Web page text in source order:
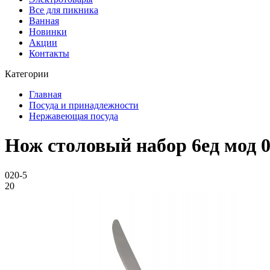
Все для пикника
Ванная
Новинки
Акции
Контакты
Категории
Главная
Посуда и принадлежности
Нержавеющая посуда
Нож столовый набор 6ед мод
020-5
20